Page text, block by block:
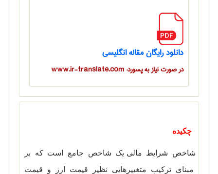
دانلود رایگان مقاله انگلیسی
در صورت نیاز به پسورد: www.ir-translate.com
چکیده
شاخص شرایط مالییک شاخص جامع است که بر
مبنای ترکیب متغییرهایی نظیر قیمت ارز و قیمت